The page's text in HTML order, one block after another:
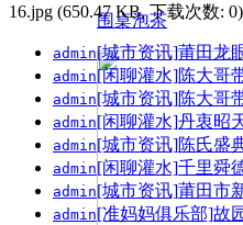
围桌泡茶
16.jpg (650.47 KB, 下载次数: 0)
admin[城市资讯]莆田龙
admin[闲聊灌水]陈大哥
admin[城市资讯]陈大哥
admin[闲聊灌水]丹衷昭
admin[城市资讯]陈氏盛
admin[闲聊灌水]千里舜
admin[城市资讯]莆田市
admin[准妈妈俱乐部]故